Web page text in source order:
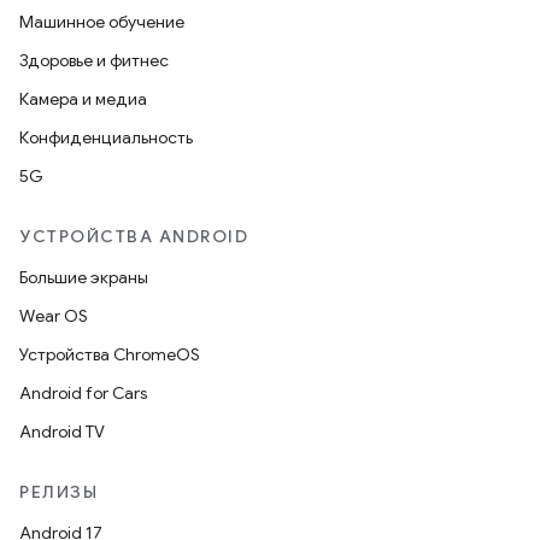
Машинное обучение
Здоровье и фитнес
Камера и медиа
Конфиденциальность
5G
УСТРОЙСТВА ANDROID
Большие экраны
Wear OS
Устройства ChromeOS
Android for Cars
Android TV
РЕЛИЗЫ
Android 17